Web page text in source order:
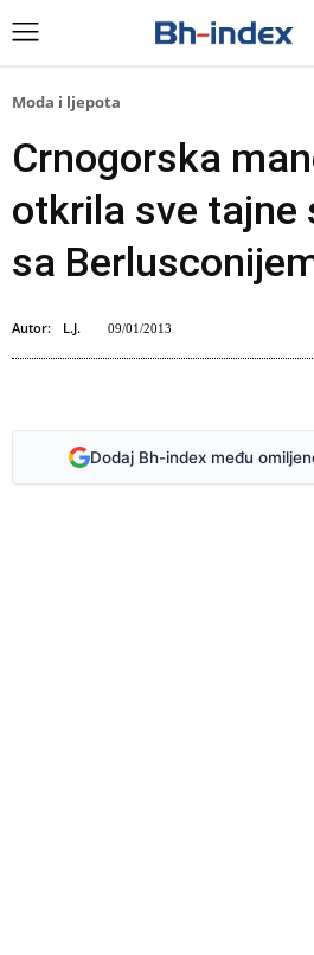
Moda i ljepota
Crnogorska
otkrila sve tajne
sa
Autor: L.J. 09/01/2013
Dodaj Bh-index među